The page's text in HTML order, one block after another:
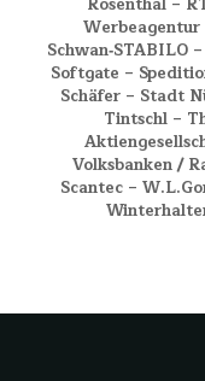
Werbeagentur
Schwan‑STABILO
Softgate –
Schäfer – Stadt
Tintschl –
Volksbanken /
Scantec –